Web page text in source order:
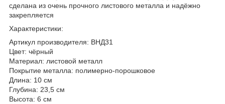
сделана из очень прочного листового металла и надёжно
закрепляется
Характеристики:
Артикул производителя: ВНД31
Цвет: чёрный
Материал: листовой металл
Покрытие металла: полимерно-порошковое
Длина: 10 см
Глубина: 23,5 см
Высота: 6 см